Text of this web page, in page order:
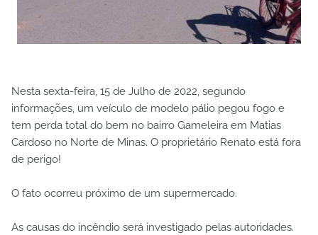
Nesta sexta-feira, 15 de Julho de 2022, segundo
informações, um veículo de modelo pálio pegou fogo e
tem perda total do bem no bairro Gameleira em Matias
Cardoso no Norte de Minas. O proprietário Renato está fora
de perigo!
O fato ocorreu próximo de um supermercado.
As causas do incêndio será investigado pelas autoridades.